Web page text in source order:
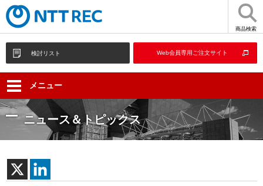
商品検索
検討リスト Web会員専用ご注文サイト
メニュー
ニュース＆トピックス